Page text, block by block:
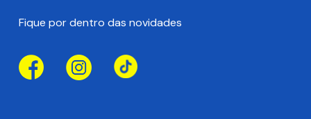
Fique por dentro das novidades